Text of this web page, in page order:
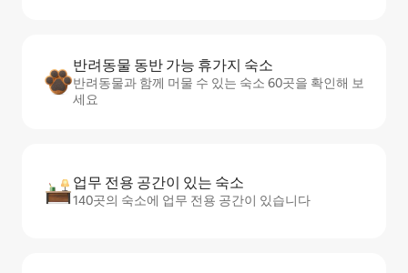
반려동물 동반 가능 휴가지 숙소
반려동물과 함께 머물 수 있는 숙소 60곳을 확인해 보
세요
업무 전용 공간이 있는 숙소
140곳의 숙소에 업무 전용 공간이 있습니다